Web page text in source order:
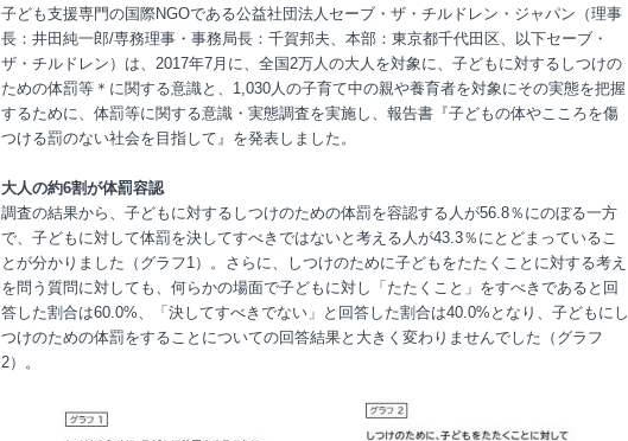
子ども支援専門の国際NGOである公益社団法人セーブ・ザ・チルドレン・ジャパン（理事
長：井田純一郎/専務理事・事務局長：千賀邦夫、本部：東京都千代田区、以下セーブ・
ザ・チルドレン）は、2017年7月に、全国2万人の大人を対象に、子どもに対するしつけの
ための体罰等＊に関する意識と、1,030人の子育て中の親や養育者を対象にその実態を把握
するために、体罰等に関する意識・実態調査を実施し、報告書『子どもの体やこころを傷
つける罰のない社会を目指して』を発表しました。
大人の約6割が体罰容認
調査の結果から、子どもに対するしつけのための体罰を容認する人が56.8％にのぼる一方
で、子どもに対して体罰を決してすべきではないと考える人が43.3％にとどまっているこ
とが分かりました（グラフ1）。さらに、しつけのために子どもをたたくことに対する考え
を問う質問に対しても、何らかの場面で子どもに対し「たたくこと」をすべきであると回
答した割合は60.0%、「決してすべきでない」と回答した割合は40.0%となり、子どもにし
つけのための体罰をすることについての回答結果と大きく変わりませんでした（グラフ
2）。